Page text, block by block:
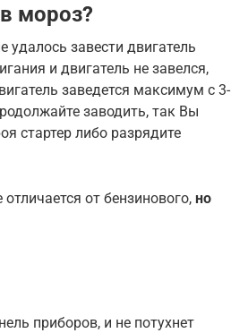
мороз?
удалось завести двигатель
и двигатель не завелся,
заведется максимум с 3-
заводить, так Вы
стартер либо разрядите
от бензинового, но
приборов, и не потухнет